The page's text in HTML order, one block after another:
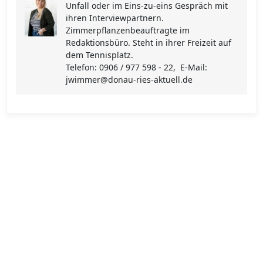
Unfall oder im Eins-zu-eins Gespräch mit
ihren Interviewpartnern.
Zimmerpflanzenbeauftragte im
Redaktionsbüro. Steht in ihrer Freizeit auf
dem Tennisplatz.
Telefon: 0906 / 977 598 - 22, E-Mail:
jwimmer@donau-ries-aktuell.de